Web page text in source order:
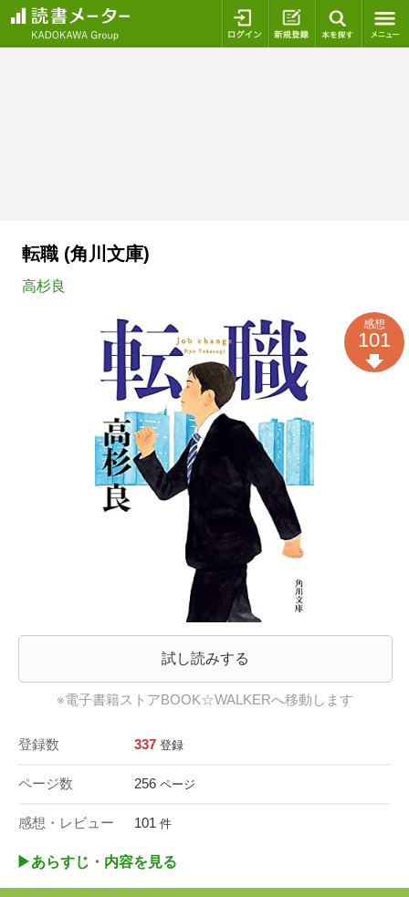
ログイン 新規登録
転職 (角川文庫)
高杉良
試し読みする
※電子書籍ストアBOOK☆WALKERへ移動します
登録数 337 登録
ページ数 256 ページ
感想・レビュー 101 件
感想
101
▶︎あらすじ・内容を見る